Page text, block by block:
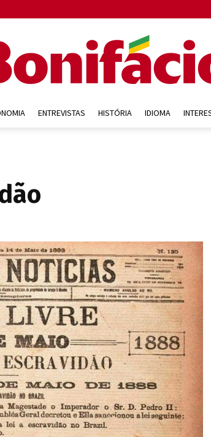
ENTREVISTAS HISTÓRIA IDIOMA